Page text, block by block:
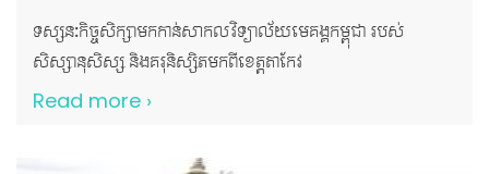
និងធនធានផ្ទាល់ខ្លួនចូលរួមឧបត្ថម្ភគាំទ្រដល់សកម្មភាពមនុស្សធម៌ដ៏
មានសារៈសំខាន់សម្រាប់សង្គមជាតិមួយនេះ។ គូសបញ្ជាក់ផងដែរថា
សាកលវិទ្យាល័យមេគង្គកម្ពុជា និងក្លឹបយុវជនកាកបាទក្រហមតែង
ទស្សនៈកិច្ចសិក្សាមកកាន់សាកលវិទ្យាល័យមេគង្គកម្ពុជា របស់
សិស្សានុសិស្ស និងគរុនិស្សិតមកពីខេត្តតាកែវ
Read more ›